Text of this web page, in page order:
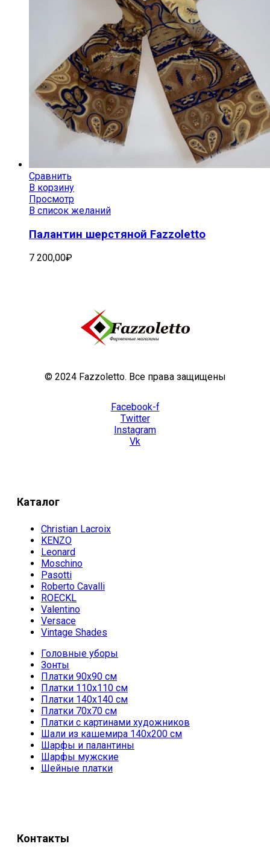
Сравнить
В корзину
Просмотр
В список желаний
Палантин шерстяной Fazzoletto
7 200,00₽
© 2024 Fazzoletto. Все права защищены
Facebook-f
Twitter
Instagram
Vk
Каталог
Christian Lacroix
KENZO
Leonard
Moschino
Pasotti
Roberto Cavalli
ROECKL
Valentino
Versace
Vintage Shades
Головные уборы
Зонты
Платки 90х90 см
Платки 110х110 см
Платки 140х140 см
Платки 70х70 см
Платки с картинами художников
Шали из кашемира 140х200 см
Шарфы и палантины
Шарфы мужские
Шейные платки
Контакты